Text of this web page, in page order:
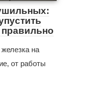
правильно
на
от работы